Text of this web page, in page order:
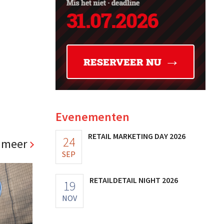
Evenementen
24
SEP
RETAIL MARKETING DAY 2026
19
NOV
RETAILDETAIL NIGHT 2026